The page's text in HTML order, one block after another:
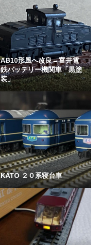
AB10形風へ改良←富井電
鉄バッテリー機関車「黒塗
装」
KATO ２０系寝台車